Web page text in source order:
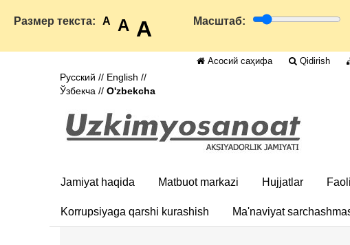
Размер текста: A A A Масштаб:
Асосий саҳифа Qidirish
Русский // English //
Ўзбекча // O'zbekcha
Jamiyat haqida Matbuot markazi Hujjatlar
Korrupsiyaga qarshi kurashish Ma'naviyat